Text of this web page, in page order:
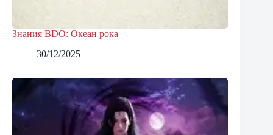
Знания BDO: Океан рока
30/12/2025